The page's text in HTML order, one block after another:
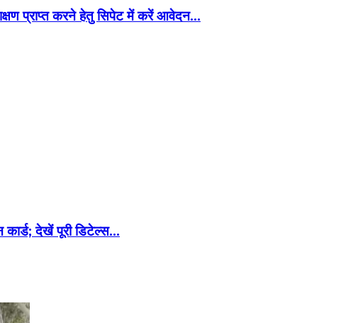
प्राप्त करने हेतु सिपेट में करें आवेदन…
कार्ड; देखें पूरी डिटेल्स…